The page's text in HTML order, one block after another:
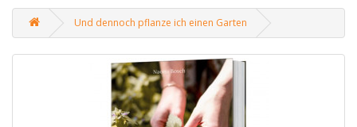
Und dennoch pflanze ich einen Garten